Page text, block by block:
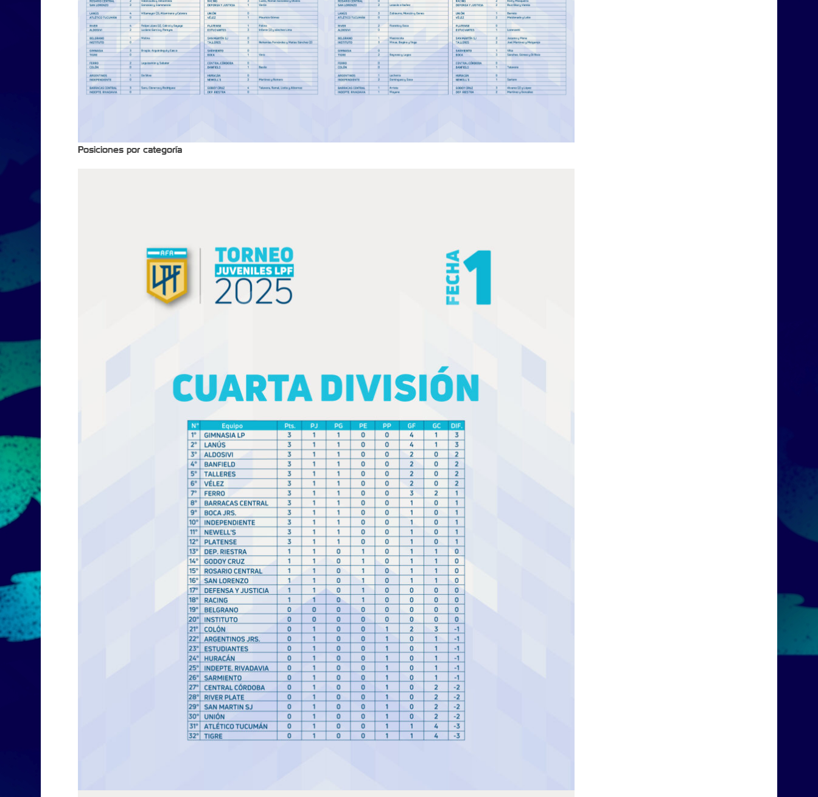
Posiciones por categoría